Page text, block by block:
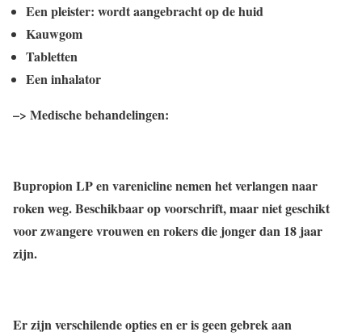
Een pleister: wordt aangebracht op de huid
Kauwgom
Tabletten
Een inhalator
–> Medische behandelingen:
Bupropion LP en varenicline nemen het verlangen naar
roken weg. Beschikbaar op voorschrift, maar niet geschikt
voor zwangere vrouwen en rokers die jonger dan 18 jaar
zijn.
Er zijn verschilende opties en er is geen gebrek aan